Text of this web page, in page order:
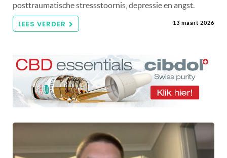
posttraumatische stressstoornis, depressie en angst.
LEES VERDER 13 maart 2026